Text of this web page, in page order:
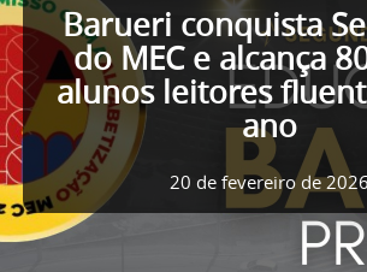
Barueri conquista
do MEC e alcança
alunos leitores
ano
20 de fevereiro de 2026